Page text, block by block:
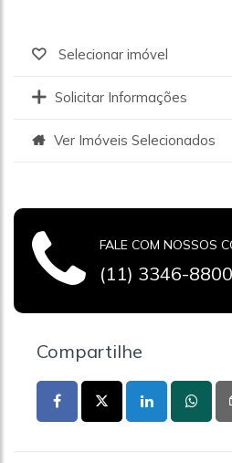
Selecionar imóvel
Solicitar Informações
Ver Imóveis Selecionados
FALE COM NOSSOS
(11) 3346-8800
Compartilhe